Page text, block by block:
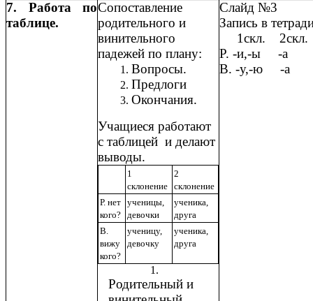
7. Работа по
таблице.
Сопоставление
родительного и
винительного
падежей по плану:
Вопросы.
Предлоги
Окончания.
Учащиеся работают
с таблицей и делают
выводы.
1
склонение
2
склонение
Р. нет
кого?
ученицы,
девочки
ученика,
друга
В.
вижу
кого?
ученицу,
девочку
ученика,
друга
Родительный и
Слайд №3
Запись в
1скл. 2скл.
Р. -и,-ы -а
В. -у,-ю -а